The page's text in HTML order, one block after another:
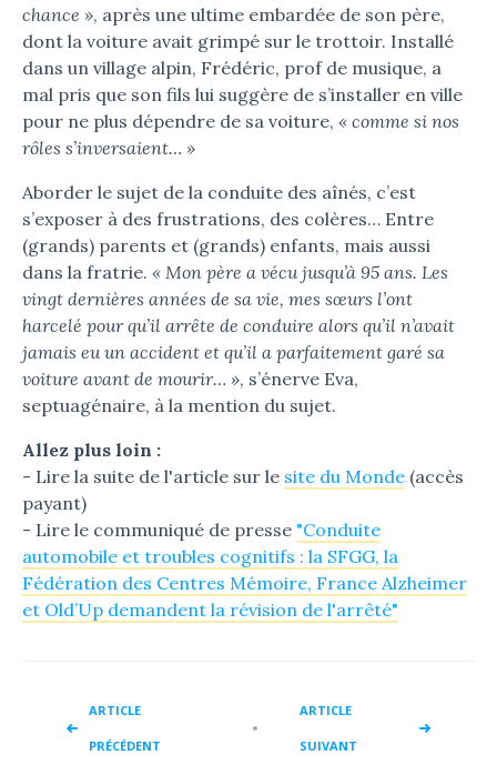
chance », après une ultime embardée de son père,
dont la voiture avait grimpé sur le trottoir. Installé
dans un village alpin, Frédéric, prof de musique, a
mal pris que son fils lui suggère de s’installer en ville
pour ne plus dépendre de sa voiture, « comme si nos
rôles s’inversaient… »
Aborder le sujet de la conduite des aînés, c’est
s’exposer à des frustrations, des colères… Entre
(grands) parents et (grands) enfants, mais aussi
dans la fratrie. « Mon père a vécu jusqu’à 95 ans. Les
vingt dernières années de sa vie, mes sœurs l’ont
harcelé pour qu’il arrête de conduire alors qu’il n’avait
jamais eu un accident et qu’il a parfaitement garé sa
voiture avant de mourir… », s’énerve Eva,
septuagénaire, à la mention du sujet.
Allez plus loin :
- Lire la suite de l'article sur le site du Monde (accès
payant)
- Lire le communiqué de presse "Conduite
automobile et troubles cognitifs : la SFGG, la
Fédération des Centres Mémoire, France Alzheimer
et Old’Up demandent la révision de l'arrêté"
ARTICLE
PRÉCÉDENT
ARTICLE
SUIVANT